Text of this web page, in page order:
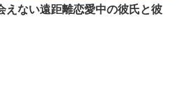
えない遠距離恋愛中の彼氏と彼